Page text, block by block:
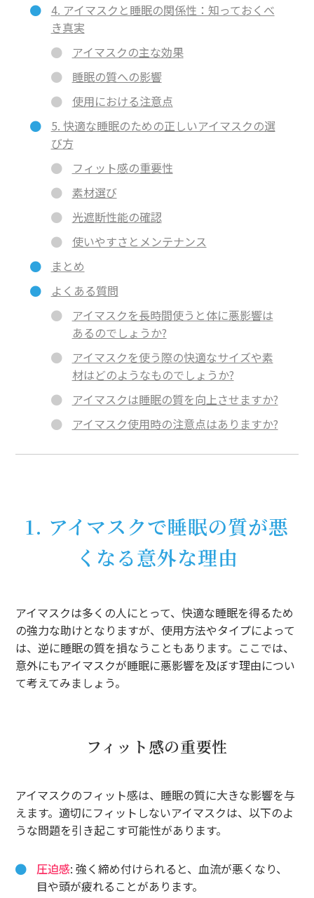
4. アイマスクと睡眠の関係性：知っておくべ
き真実
アイマスクの主な効果
睡眠の質への影響
使用における注意点
5. 快適な睡眠のための正しいアイマスクの選
び方
フィット感の重要性
素材選び
光遮断性能の確認
使いやすさとメンテナンス
まとめ
よくある質問
アイマスクを長時間使うと体に悪影響は
あるのでしょうか?
アイマスクを使う際の快適なサイズや素
材はどのようなものでしょうか?
アイマスクは睡眠の質を向上させますか?
アイマスク使用時の注意点はありますか?
1. アイマスクで睡眠の質が悪
くなる意外な理由
アイマスクは多くの人にとって、快適な睡眠を得るため
の強力な助けとなりますが、使用方法やタイプによって
は、逆に睡眠の質を損なうこともあります。ここでは、
意外にもアイマスクが睡眠に悪影響を及ぼす理由につい
て考えてみましょう。
フィット感の重要性
アイマスクのフィット感は、睡眠の質に大きな影響を与
えます。適切にフィットしないアイマスクは、以下のよ
うな問題を引き起こす可能性があります。
圧迫感: 強く締め付けられると、血流が悪くなり、
目や頭が疲れることがあります。